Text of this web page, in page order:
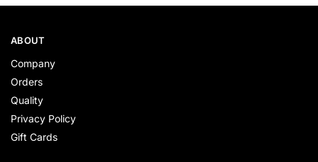
ABOUT
Company
Orders
Quality
Privacy Policy
Gift Cards